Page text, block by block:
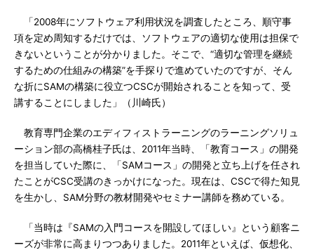
「2008年にソフトウェア利用状況を調査したところ、順守事
項を定め周知するだけでは、ソフトウェアの適切な使用は担保で
きないということが分かりました。そこで、“適切な管理を継続
するための仕組みの構築”を手探りで進めていたのですが、そん
な折にSAMの構築に役立つCSCが開始されることを知って、受
講することにしました」（川崎氏）
教育専門企業のエディフィストラーニングのラーニングソリュ
ーション部の高橋桂子氏は、2011年当時、「教育コース」の開発
を担当していた際に、「SAMコース」の開発と立ち上げを任され
たことがCSC受講のきっかけになった。現在は、CSCで得た知見
を生かし、SAM分野の教材開発やセミナー講師を務めている。
「当時は『SAMの入門コースを開設してほしい』という顧客ニ
ーズが非常に高まりつつありました。2011年といえば、仮想化、